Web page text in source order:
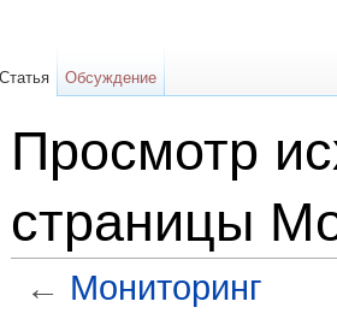
Просмотр
страницы
← Мониторинг
Статья Обсуждение